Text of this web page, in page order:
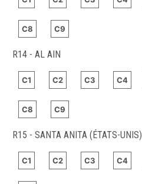
C8 C9
R14 - AL AIN
C1 C2 C3 C4
C8 C9
R15 - SANTA ANITA (ÉTATS-UNIS)
C1 C2 C3 C4